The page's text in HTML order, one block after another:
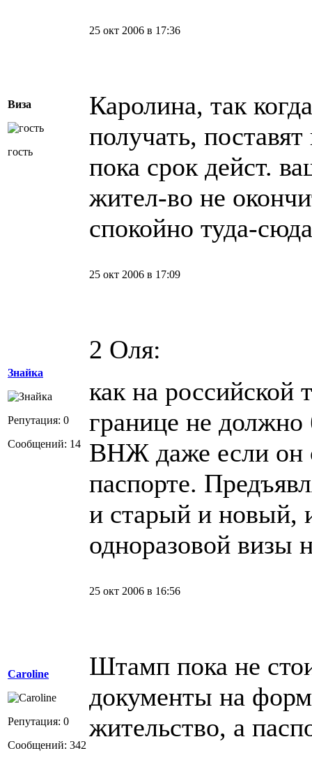
Виза
гость
25 окт 2006 в 17:36
Каролина, так
получать,
пока срок дейст.
жител-во не
спокойно туда-
Знайка
Репутация: 0
Сообщений: 14
25 окт 2006 в 17:09
2 Оля:
как на российской
границе не
ВНЖ даже если он
паспорте.
и старый и новый,
одноразовой визы
Caroline
Репутация: 0
Сообщений: 342
25 окт 2006 в 16:56
Штамп пока не
документы на
жительство, а